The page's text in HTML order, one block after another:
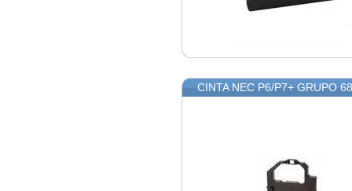
CINTA NEC P6/P7+ GRUPO